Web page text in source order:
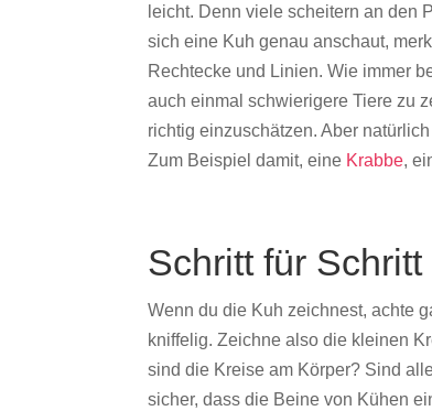
leicht. Denn viele scheitern an den
sich eine Kuh genau anschaut,
Rechtecke und Linien. Wie immer
auch einmal schwierigere Tiere zu
richtig einzuschätzen. Aber
Zum Beispiel damit, eine Krabbe,
Schritt für
Wenn du die Kuh zeichnest, achte
kniffelig. Zeichne also die kleinen
sind die Kreise am Körper? Sind
sicher, dass die Beine von Kühen